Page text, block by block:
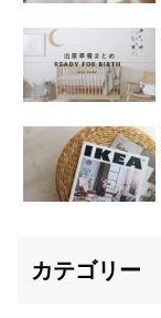
カテゴリー